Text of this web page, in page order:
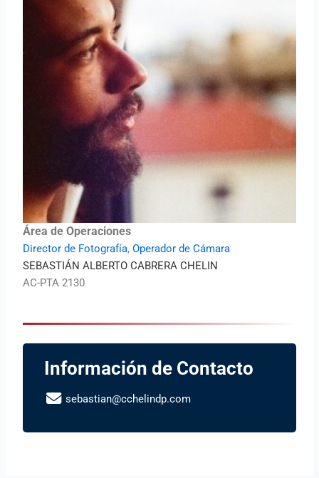
Área de Operaciones
Director de Fotografía,Operador de Cámara
SEBASTIÁN ALBERTO CABRERA CHELIN
AC-PTA 2130
Información de Contacto
sebastian@cchelindp.com